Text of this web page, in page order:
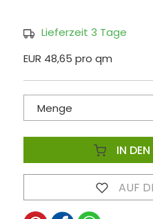
Lieferzeit 3 Tage
EUR 48,65 pro qm
Menge
IN
AUF